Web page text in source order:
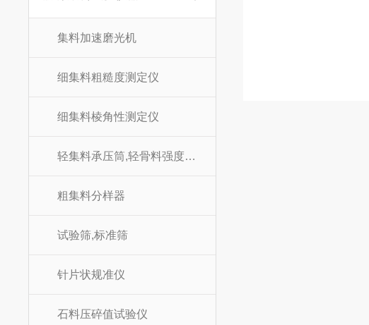
集料加速磨光机
细集料粗糙度测定仪
细集料棱角性测定仪
轻集料承压筒,轻骨料强度承压筒
粗集料分样器
试验筛,标准筛
针片状规准仪
石料压碎值试验仪